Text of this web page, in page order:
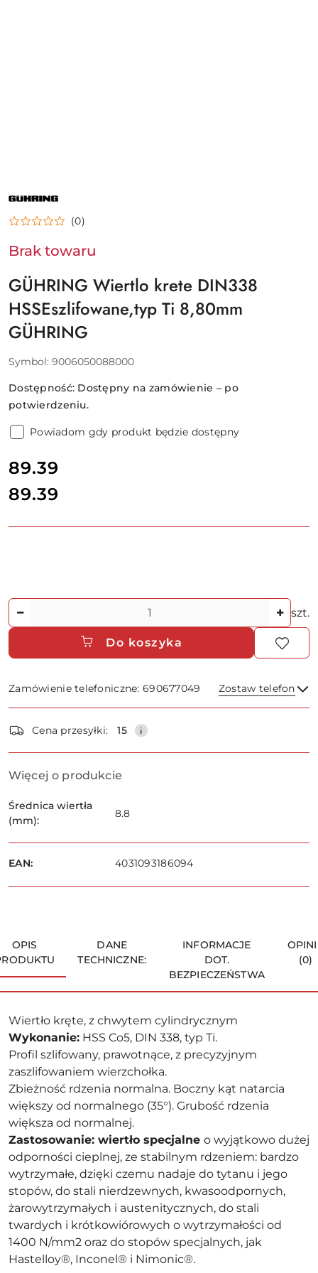
NAZWA
PRODUCENTA:
GÜHRING
(0)
Brak towaru
GÜHRING Wiertlo krete DIN338
HSSEszlifowane,typ Ti 8,80mm
GÜHRING
Symbol: 9006050088000
Dostępność: Dostępny na zamówienie – po
potwierdzeniu.
Powiadom gdy produkt będzie dostępny
cena:
89.39
Cena:
89.39
Ilość szt.
Do koszyka
Zamówienie telefoniczne: 690677049 Zostaw telefon
Wyślij
i
dostawa
Cena przesyłki: 15
Więcej o produkcie
Średnica wiertła
(mm):
8.8
EAN: 4031093186094
OPIS
DANE
TECHNICZNE:
INFORMACJE
DOT.
BEZPIECZEŃSTWA
(0)
Wiertło kręte, z chwytem cylindrycznym
Wykonanie: HSS Co5, DIN 338, typ Ti.
Profil szlifowany, prawotnące, z precyzyjnym
zaszlifowaniem wierzchołka.
Zbieżność rdzenia normalna. Boczny kąt natarcia
większy od normalnego (35°). Grubość rdzenia
większa od normalnej.
Zastosowanie: wiertło specjalne o wyjątkowo dużej
odporności cieplnej, ze stabilnym rdzeniem: bardzo
wytrzymałe, dzięki czemu nadaje do tytanu i jego
stopów, do stali nierdzewnych, kwasoodpornych,
żarowytrzymałych i austenitycznych, do stali
twardych i krótkowiórowych o wytrzymałości od
1400 N/mm2 oraz do stopów specjalnych, jak
Hastelloy®, Inconel® i Nimonic®.